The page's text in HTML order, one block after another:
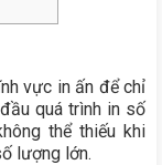
vực in ấn để chỉ
quá trình in số
thể thiếu khi
lượng lớn.